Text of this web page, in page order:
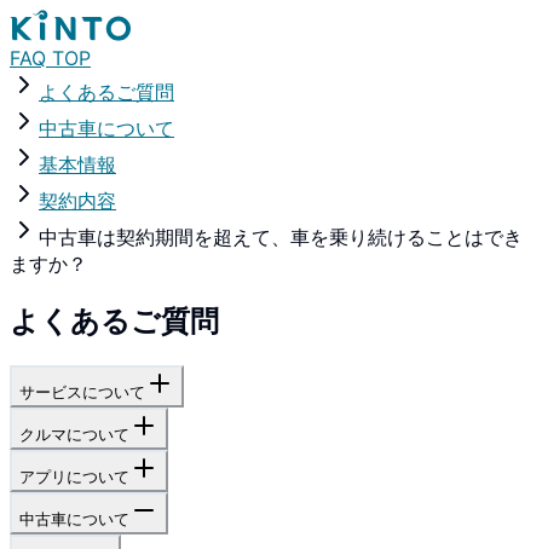
FAQ TOP
よくあるご質問
中古車について
基本情報
契約内容
中古車は契約期間を超えて、車を乗り続けることはでき
ますか？
よくあるご質問
サービスについて
クルマについて
アプリについて
中古車について